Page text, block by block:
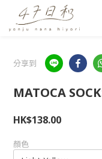
分享到
MATOCA
HK$138.00
顏色